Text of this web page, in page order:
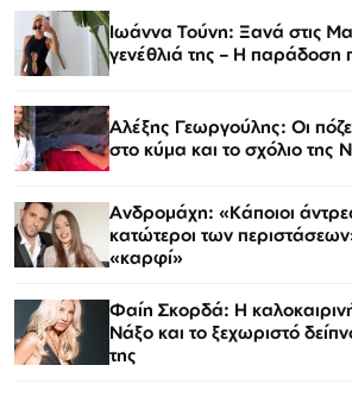
Ιωάννα Τούνη: Ξανά στις
γενέθλιά της – Η παράδοση
Αλέξης Γεωργούλης: Οι
στο κύμα και το σχόλιο της
Ανδρομάχη: «Κάποιοι
κατώτεροι των
«καρφί»
Φαίη Σκορδά: Η
Νάξο και το ξεχωριστό
της